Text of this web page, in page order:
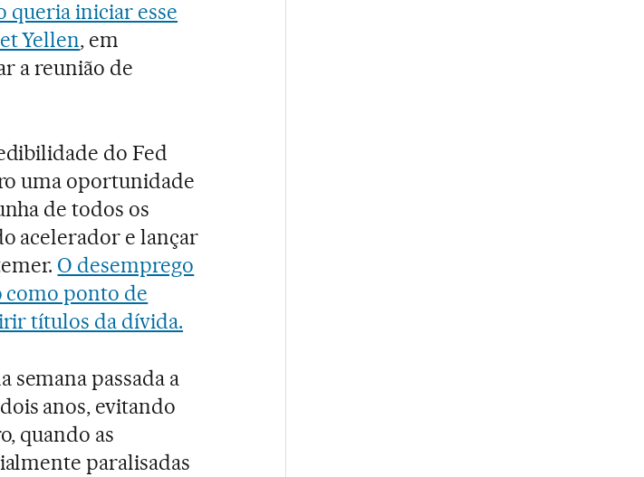
queria iniciar esse
Yellen, em
a reunião de
do Fed
uma oportunidade
de todos os
acelerador e lançar
O desemprego
como ponto de
títulos da dívida.
semana passada a
anos, evitando
quando as
paralisadas